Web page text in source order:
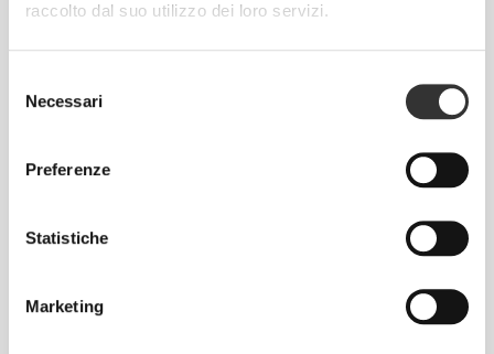
raccolto dal suo utilizzo dei loro servizi.
delNecessari
Preferenze
Statistiche
Marketing
Fascia di Resistenza
Cinghia da yoga Deep
ESAURITO